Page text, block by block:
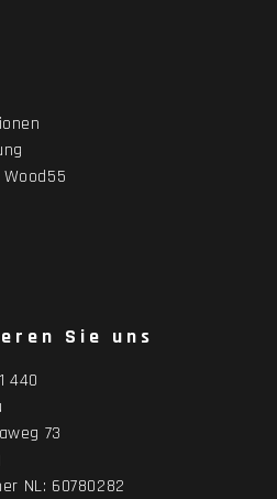
Sie uns
440
73
NL: 60780282